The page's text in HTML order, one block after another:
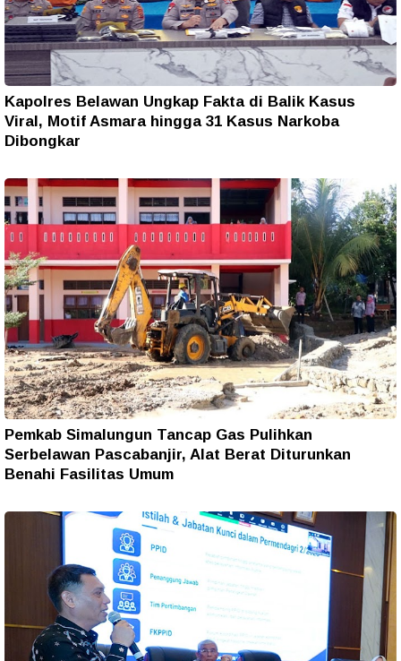
Kapolres Belawan Ungkap Fakta di Balik Kasus
Viral, Motif Asmara hingga 31 Kasus Narkoba
Dibongkar
Pemkab Simalungun Tancap Gas Pulihkan
Serbelawan Pascabanjir, Alat Berat Diturunkan
Benahi Fasilitas Umum